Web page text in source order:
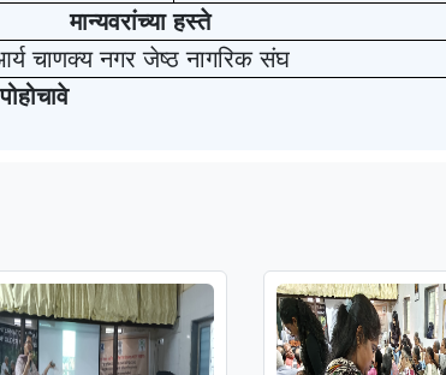
मान्यवरांच्या हस्ते
चाणक्य नगर जेष्ठ नागरिक संघ